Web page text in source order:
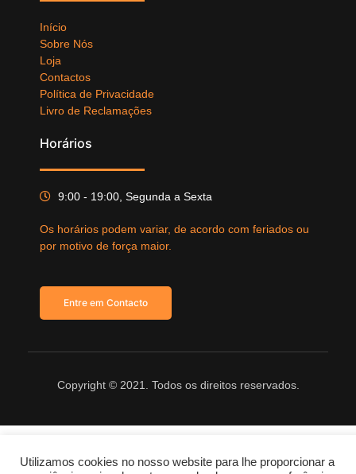
Início
Sobre Nós
Loja
Contactos
Política de Privacidade
Livro de Reclamações
Horários
9:00 - 19:00, Segunda a Sexta
Os horários podem variar, de acordo com feriados ou
por motivo de força maior.
Entre em Contacto
Copyright © 2021. Todos os direitos reservados.
Utilizamos cookies no nosso website para lhe proporcionar a